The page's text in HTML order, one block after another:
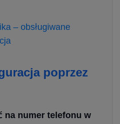
– obsługiwane
poprzez
na numer telefonu w